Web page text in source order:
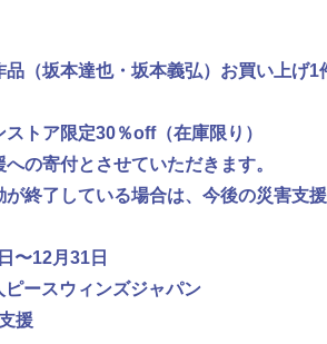
（坂本達也・坂本義弘）お買い上げ1
トア限定30％off（在庫限り）
の寄付とさせていただきます。
終了している場合は、今後の災害支援
〜12月31日
ースウィンズジャパン
援